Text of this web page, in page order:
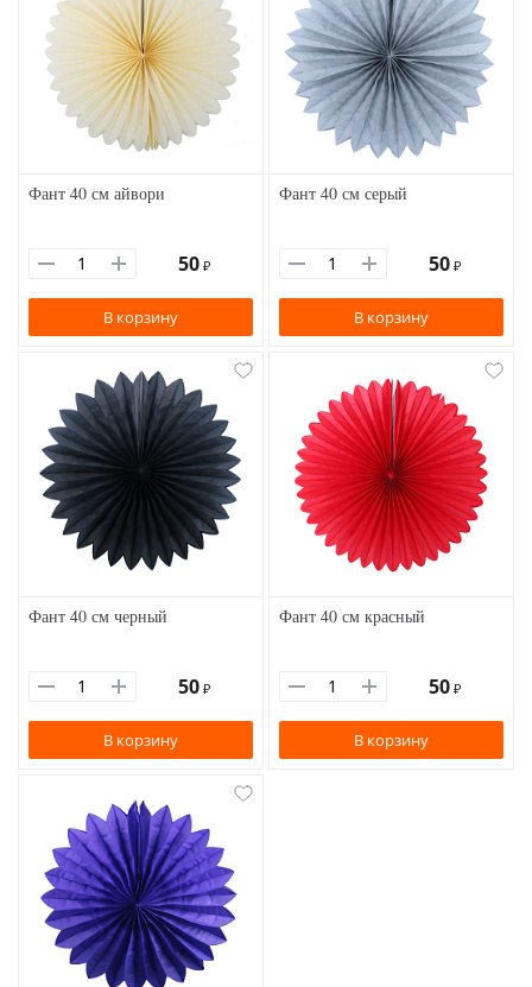
Фант 40 см айвори
50 ₽
В корзину
Фант 40 см серый
50 ₽
В корзину
Фант 40 см черный
50 ₽
В корзину
Фант 40 см красный
50 ₽
В корзину